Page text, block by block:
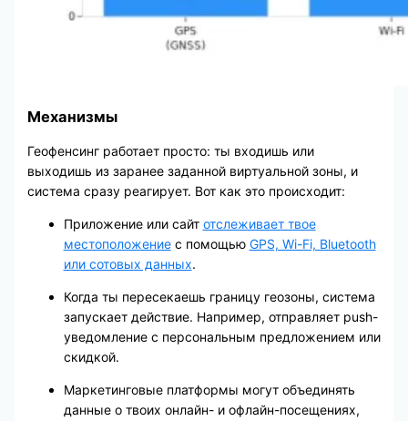
Механизмы
Геофенсинг работает просто: ты входишь или
выходишь из заранее заданной виртуальной зоны, и
система сразу реагирует. Вот как это происходит:
Приложение или сайт отслеживает твое
местоположениес помощью GPS, Wi-Fi, Bluetooth
или сотовых данных.
Когда ты пересекаешь границу геозоны, система
запускает действие. Например, отправляет push-
уведомление с персональным предложением или
скидкой.
Маркетинговые платформы могут объединять
данные о твоих онлайн- и офлайн-посещениях,